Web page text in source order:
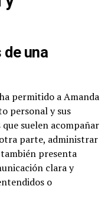
una
permitido a Amanda
personal y sus
suelen acompañar
parte, administrar
presenta
clara y
o